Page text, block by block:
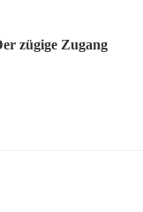
zügige Zugang